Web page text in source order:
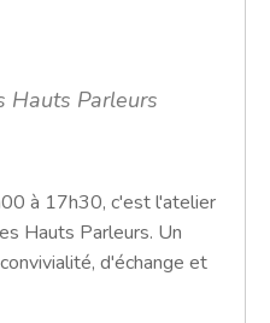
Hauts Parleurs
à 17h30, c'est l'atelier
Hauts Parleurs. Un
d'échange et